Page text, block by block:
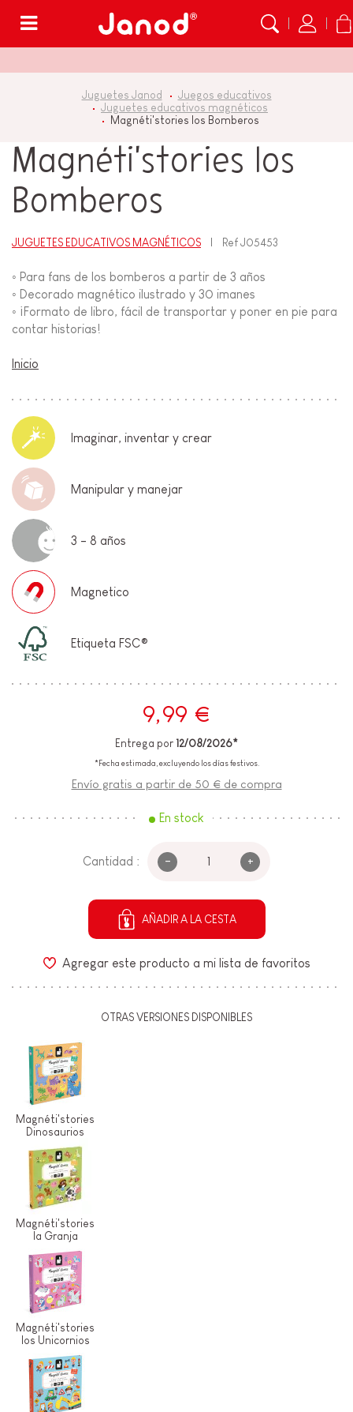
Juguetes Janod
Juegos educativos
Juguetes educativos magnéticos
Magnéti'stories los Bomberos
Magnéti'stories los
Bomberos
JUGUETES EDUCATIVOS MAGNÉTICOS RefJ05453
◦ Para fans de los bomberos a partir de 3 años
◦ Decorado magnético ilustrado y 30 imanes
◦ ¡Formato de libro, fácil de transportar y poner en pie para
contar historias!
Inicio
Imaginar, inventar y crear
Manipular y manejar
3 - 8 años
Magnetico
Etiqueta FSC®
9,99 €
Entrega por 12/08/2026*
*Fecha estimada, excluyendo los días festivos.
Envío gratis a partir de 50 € de compra
En stock
Cantidad : - +
AÑADIR A LA CESTA
Agregar este producto a mi lista de favoritos
OTRAS VERSIONES DISPONIBLES
Magnéti'stories
Dinosaurios
Magnéti'stories
la Granja
Magnéti'stories
los Unicornios